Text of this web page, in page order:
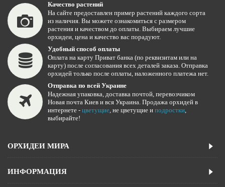
Качество растений
На сайте предоставлен пример растений каждого сорта
из наличия. Вы можете ознакомиться с размером
растения и качеством до оплаты. Выбираем лучшие
орхидеи, цена и качество вас порадуют.
Удобный способ оплаты
Оплата на карту Приват банка (по реквизитам или на
карту) после согласования всех деталей заказа. Отправка
орхидей только после оплаты, наложенного платежа нет.
Отправка по всей Украине
Надежная упаковка, доставка почтой, перевозчиком
Новая почта Киев и вся Украина. Продажа орхидей в
интернете - цветущие, не цветущие и подростки,
выбирайте!
ОРХИДЕИ МИРА
ИНФОРМАЦИЯ